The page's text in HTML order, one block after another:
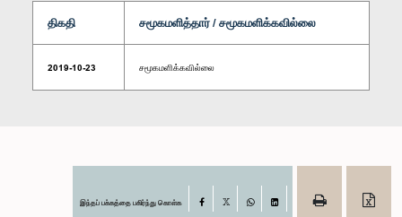
திகதி சமூகமளித்தார் / சமூகமளிக்கவில்லை
2019-10-23 சமூகமளிக்கவில்லை
இந்தப் பக்கத்தை பகிர்ந்து கொள்க Facebook